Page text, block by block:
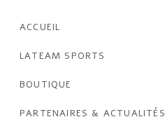
ACCUEIL
LATEAM SPORTS
BOUTIQUE
PARTENAIRES & ACTUALITÉS